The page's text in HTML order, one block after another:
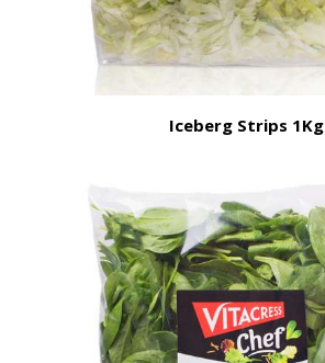
Iceberg Strips 1Kg